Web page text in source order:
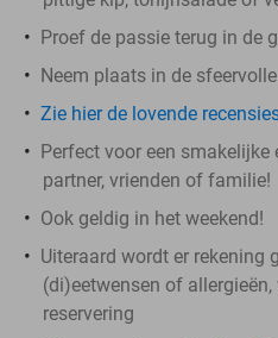
Proef de passie terug in de
Neem plaats in de
Zie hier de lovende
Perfect voor een
partner, vrienden of familie!
Ook geldig in het weekend!
Uiteraard wordt er rekening
(di)eetwensen of
reservering